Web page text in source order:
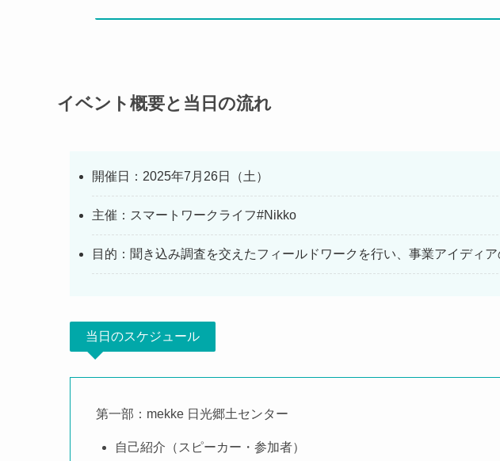
イベント概要と当日の流れ
開催日：2025年7月26日（土）
主催：スマートワークライフ#Nikko
目的：聞き込み調査を交えたフィールドワークを行い、事業アイディア
当日のスケジュール
第一部：mekke 日光郷土センター
自己紹介（スピーカー・参加者）